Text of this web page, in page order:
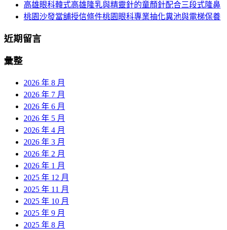
高雄眼科韓式高雄隆乳與精靈針的童顏針配合三段式隆鼻
桃園沙發當舖授信條件桃園眼科專業抽化糞池與電梯保養
近期留言
彙整
2026 年 8 月
2026 年 7 月
2026 年 6 月
2026 年 5 月
2026 年 4 月
2026 年 3 月
2026 年 2 月
2026 年 1 月
2025 年 12 月
2025 年 11 月
2025 年 10 月
2025 年 9 月
2025 年 8 月